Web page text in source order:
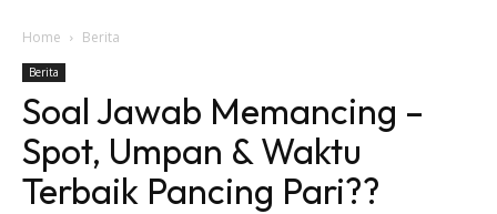
Home Berita
Berita
Soal Jawab Memancing –
Spot, Umpan & Waktu
Terbaik Pancing Pari??